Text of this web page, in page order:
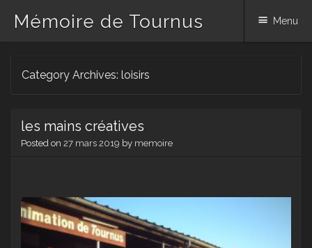
Mémoire de Tournus Menu
Category Archives: loisirs
les mains créatives
Posted on 27 mars 2019 by memoire